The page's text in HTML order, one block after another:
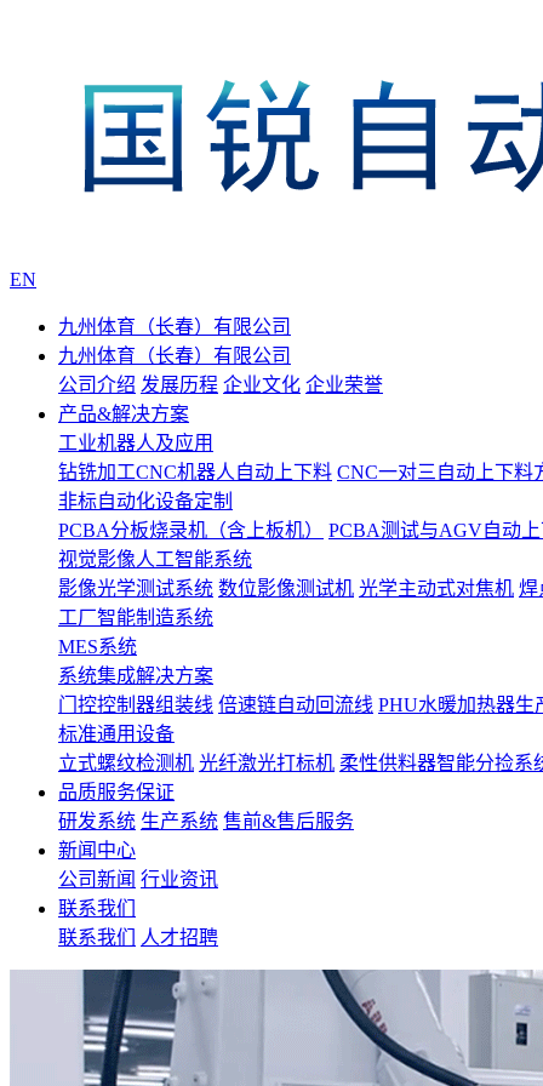
EN
九州体育（长春）有限公司
九州体育（长春）有限公司
公司介绍 发展历程 企业文化 企业荣誉
产品&解决方案
工业机器人及应用
钻铣加工CNC机器人自动上下料 CNC一对三自动上下料
非标自动化设备定制
PCBA分板烧录机（含上板机）
PCBA测试与AGV自动
视觉影像人工智能系统
影像光学测试系统 数位影像测试机 光学主动式对焦机 焊
工厂智能制造系统
MES系统
系统集成解决方案
门控控制器组装线 倍速链自动回流线 PHU水暖加热器生
标准通用设备
立式螺纹检测机 光纤激光打标机 柔性供料器智能分捡系
品质服务保证
研发系统 生产系统 售前&售后服务
新闻中心
公司新闻 行业资讯
联系我们
联系我们
人才招聘